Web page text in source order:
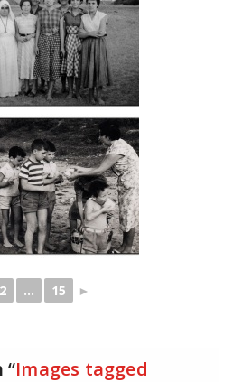
2 ... 15 ►
Images tagged